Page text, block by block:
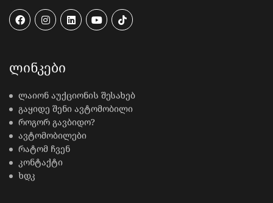
ᲚᲘᲜᲙᲔᲑᲘ
ლაიონ აუქციონის შესახებ
გაყიდე შენი ავტომობილი
როგორ გავბიდო?
ავტომობილები
რატომ ჩვენ
კონტაქტი
ხდკ